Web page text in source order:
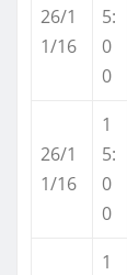
26/1
1/16
5:
0
0
26/1
1/16
1
5:
0
0
1